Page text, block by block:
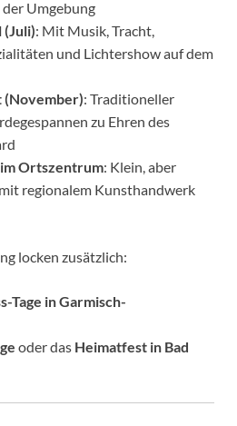
Umgebung
(Juli): Mit Musik, Tracht,
und Lichtershow auf dem
: Traditioneller
zu Ehren des
Ortszentrum: Klein, aber
regionalem Kunsthandwerk
locken zusätzlich:
Tage in Garmisch-
oder das Heimatfest in Bad